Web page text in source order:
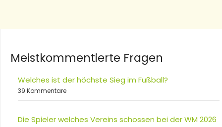
Meistkommentierte Fragen
Welches ist der höchste Sieg im Fußball?
39 Kommentare
Die Spieler welches Vereins schossen bei der WM 2026